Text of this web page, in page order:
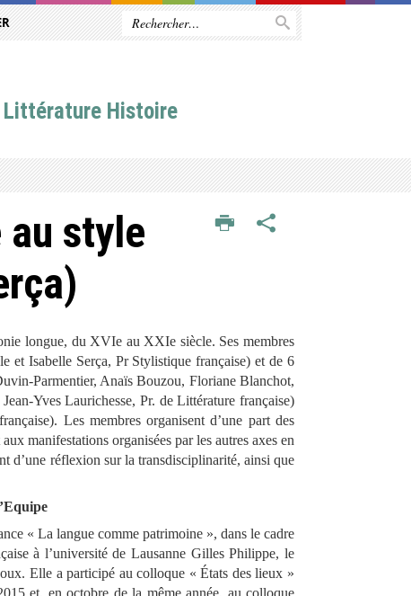
Littérature Histoire
au style
longue, du XVIe au XXIe siècle. Ses membres
et Isabelle Serça, Pr Stylistique française) et de 6
Parmentier, Anaïs Bouzou, Floriane Blanchot,
Yves Laurichesse, Pr. de Littérature française)
Les membres organisent d’une part des
manifestations organisées par les autres axes en
d’une réflexion sur la transdisciplinarité, ainsi que
« La langue comme patrimoine », dans le cadre
à l’université de Lausanne Gilles Philippe, le
Elle a participé au colloque « États des lieux »